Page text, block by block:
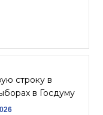
строку в
в Госдуму